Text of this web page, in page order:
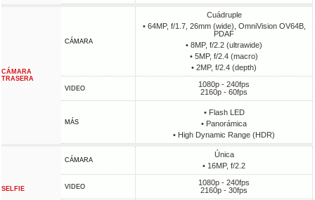
CÁMARA
TRASERA
CÁMARA
Cuádruple
• 64MP, f/1.7, 26mm (wide), OmniVision OV64B,
PDAF
• 8MP, f/2.2 (ultrawide)
• 5MP, f/2.4 (macro)
• 2MP, f/2.4 (depth)
VIDEO
1080p - 240fps
2160p - 60fps
MÁS
• Flash LED
• Panorámica
• High Dynamic Range (HDR)
SELFIE
CÁMARA
Única
• 16MP, f/2.2
VIDEO
1080p - 240fps
2160p - 30fps